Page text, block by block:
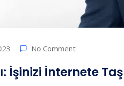
No Comment
İşinizi İnternete